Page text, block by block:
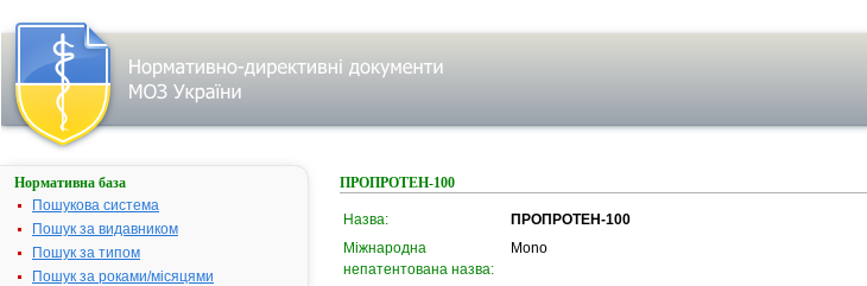
Нормативна база
Пошукова система
Пошук за видавником
Пошук за типом
Пошук за роками/місяцями
ПРОПРОТЕН-100
Назва:
ПРОПРОТЕН-100
Міжнародна
непатентована назва:
Mono